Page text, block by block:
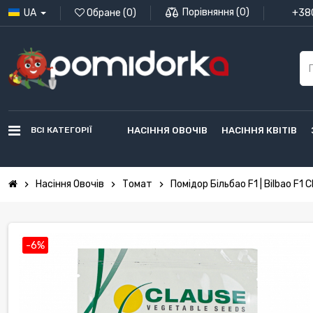
UA Обране (0) Порівняння (0)
ВСІ КАТЕГОРІЇ НАСІННЯ ОВОЧІВ НАСІННЯ КВІТІВ
chevron_right Насіння Овочів chevron_right Томат chevron_right Помідор Більбао F1 | Bilbao F1
-6%